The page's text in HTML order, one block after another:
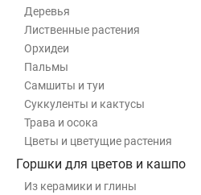
Деревья
Лиственные растения
Орхидеи
Пальмы
Самшиты и туи
Суккуленты и кактусы
Трава и осока
Цветы и цветущие растения
Горшки для цветов и кашпо
Из керамики и глины